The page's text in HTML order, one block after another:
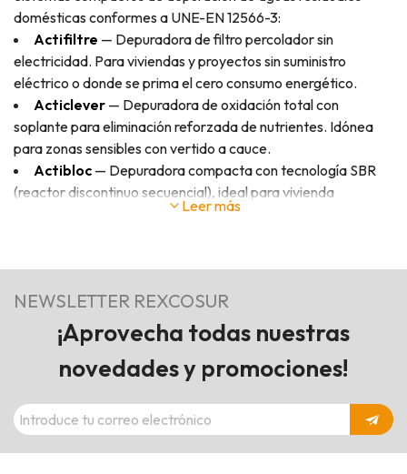
domésticas conformes a UNE-EN 12566-3:
Actifiltre — Depuradora de filtro percolador sin
electricidad. Para viviendas y proyectos sin suministro
eléctrico o donde se prima el cero consumo energético.
Acticlever — Depuradora de oxidación total con
soplante para eliminación reforzada de nutrientes. Idónea
para zonas sensibles con vertido a cauce.
Actibloc — Depuradora compacta con tecnología SBR
(reactor discontinuo secuencial), ideal para vivienda
unifamiliar y hasta 5 habitantes equivalentes.
integrado (filtro, bomba y sistema de reboso
preconfigurados) para reutilización de aguas de lluvia. Ver
Separadores de grasas RIKUTEC
Arquetas separadoras homologadas UNE-EN 1825 para
fregadero para pequeñas actividades y equipos enterrados
SG 60, SG 77, SG 119 y SG 185con caudales de 0,5 a 10 l/s y
capacidades desde 200 L hasta 10.000 L. Ver gama en
Leer más
NEWSLETTER REXCOSUR
¡Aprovecha todas nuestras
novedades y promociones!